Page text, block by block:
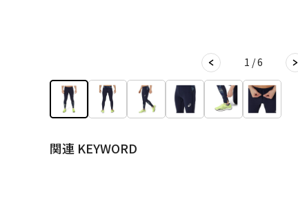
1 / 6
関連 KEYWORD